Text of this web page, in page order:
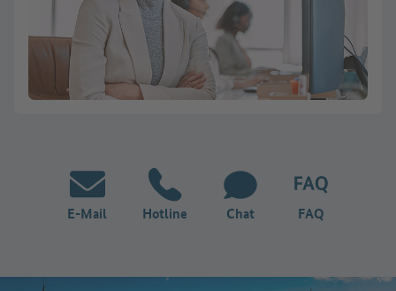
E-Mail Hotline Chat FAQ